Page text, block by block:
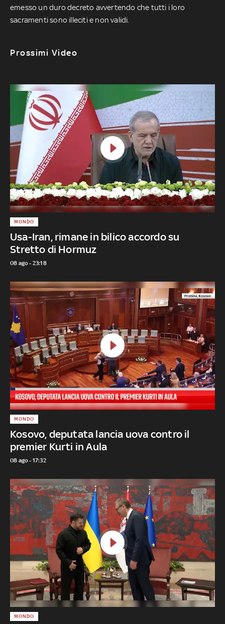
emesso un duro decreto avvertendo che tutti i loro
sacramenti sono illeciti e non validi.
Prossimi Video
Usa-Iran, rimane in bilico accordo su
Stretto di Hormuz
MONDO
08 ago - 23:18
Kosovo, deputata lancia uova contro il
premier Kurti in Aula
MONDO
08 ago - 17:32
MONDO